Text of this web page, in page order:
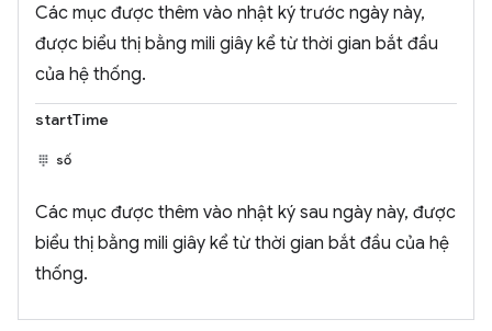
Các mục được thêm vào nhật ký trước ngày này,
được biểu thị bằng mili giây kể từ thời gian bắt đầu
của hệ thống.
startTime
số
Các mục được thêm vào nhật ký sau ngày này, được
biểu thị bằng mili giây kể từ thời gian bắt đầu của hệ
thống.